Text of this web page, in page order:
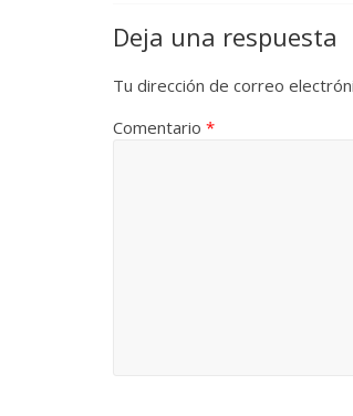
Deja una respuesta
Tu dirección de correo
Comentario *